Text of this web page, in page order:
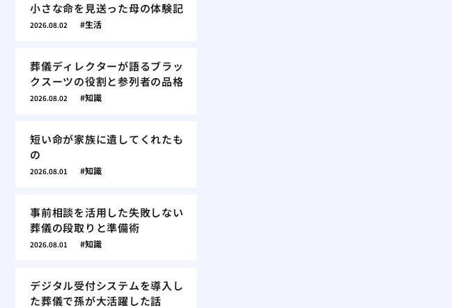
小さな命を見送った母の体験記
2026.08.02 生活
葬儀ディレクターが語るブラッ
クスーツの役割と参列者の品格
2026.08.02 知識
短い命が家族に遺してくれたも
の
2026.08.01 知識
事前相談を活用した失敗しない
葬儀の段取りと準備術
2026.08.01 知識
デジタル受付システムを導入し
た葬儀で孫が大活躍した話